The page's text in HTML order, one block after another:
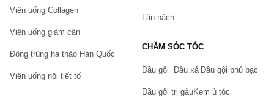
Viên uống Collagen
Viên uống giảm cân
Đông trùng hạ thảo Hàn Quốc
Viên uống nội tiết tố
Lăn nách
CHĂM SÓC TÓC
Dầu gội Dầu xả Dầu gội phủ bạc
Dầu gội trị gàuKem ủ tóc